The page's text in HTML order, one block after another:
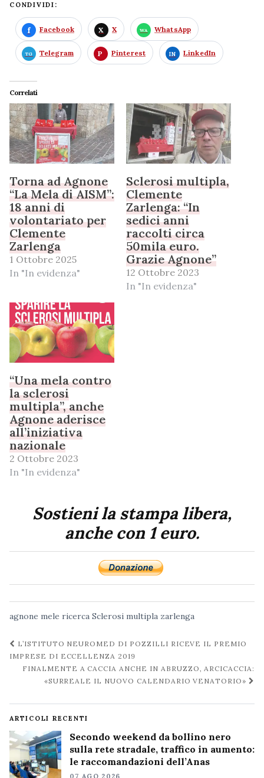
CONDIVIDI:
Facebook X WhatsApp
Telegram Pinterest LinkedIn
Correlati
Torna ad Agnone
“La Mela di AISM”:
18 anni di
volontariato per
Clemente
Zarlenga
1 Ottobre 2025
In "In evidenza"
Sclerosi multipla,
Clemente
Zarlenga: “In
sedici anni
raccolti circa
50mila euro.
Grazie Agnone”
12 Ottobre 2023
In "In evidenza"
“Una mela contro
la sclerosi
multipla”, anche
Agnone aderisce
all’iniziativa
nazionale
2 Ottobre 2023
In "In evidenza"
Sostieni la stampa libera,
anche con 1 euro.
agnone mele ricerca Sclerosi multipla zarlenga
Navigazione
post
L’ISTITUTO NEUROMED DI POZZILLI RICEVE IL PREMIO
IMPRESE DI ECCELLENZA 2019
FINALMENTE A CACCIA ANCHE IN ABRUZZO, ARCICACCIA:
«SURREALE IL NUOVO CALENDARIO VENATORIO»
ARTICOLI RECENTI
Secondo weekend da bollino nero
sulla rete stradale, traffico in aumento:
le raccomandazioni dell’Anas
07 AGO 2026